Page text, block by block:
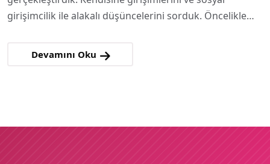
girişimcilik ile alakalı düşüncelerini sorduk. Öncelikle…
Devamını Oku